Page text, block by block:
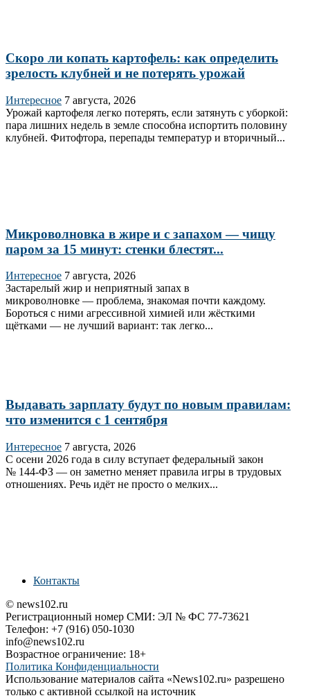
Скоро ли копать картофель: как определить
зрелость клубней и не потерять урожай
Интересное 7 августа, 2026
Урожай картофеля легко потерять, если затянуть с уборкой:
пара лишних недель в земле способна испортить половину
клубней. Фитофтора, перепады температур и вторичный...
Микроволновка в жире и с запахом — чищу
паром за 15 минут: стенки блестят...
Интересное 7 августа, 2026
Застарелый жир и неприятный запах в
микроволновке — проблема, знакомая почти каждому.
Бороться с ними агрессивной химией или жёсткими
щётками — не лучший вариант: так легко...
Выдавать зарплату будут по новым правилам:
что изменится с 1 сентября
Интересное 7 августа, 2026
С осени 2026 года в силу вступает федеральный закон
№ 144‑ФЗ — он заметно меняет правила игры в трудовых
отношениях. Речь идёт не просто о мелких...
Контакты
© news102.ru
Регистрационный номер СМИ: ЭЛ № ФС 77-73621
Телефон: +7 (916) 050-1030
info@news102.ru
Возрастное ограничение: 18+
Политика Конфиденциальности
Использование материалов сайта «News102.ru» разрешено
только с активной ссылкой на источник